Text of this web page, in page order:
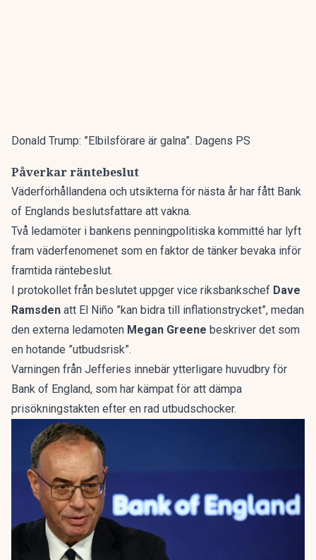
Donald Trump: ”Elbilsförare är galna”. Dagens PS
Påverkar räntebeslut
Väderförhållandena och utsikterna för nästa år har fått Bank
of Englands beslutsfattare att vakna.
Två ledamöter i bankens penningpolitiska kommitté har lyft
fram väderfenomenet som en faktor de tänker bevaka inför
framtida räntebeslut.
I protokollet från beslutet uppger vice riksbankschef Dave
Ramsden att El Niño ”kan bidra till inflationstrycket”, medan
den externa ledamoten Megan Greene beskriver det som
en hotande ”utbudsrisk”.
Varningen från Jefferies innebär ytterligare huvudbry för
Bank of England, som har kämpat för att dämpa
prisökningstakten efter en rad utbudschocker.